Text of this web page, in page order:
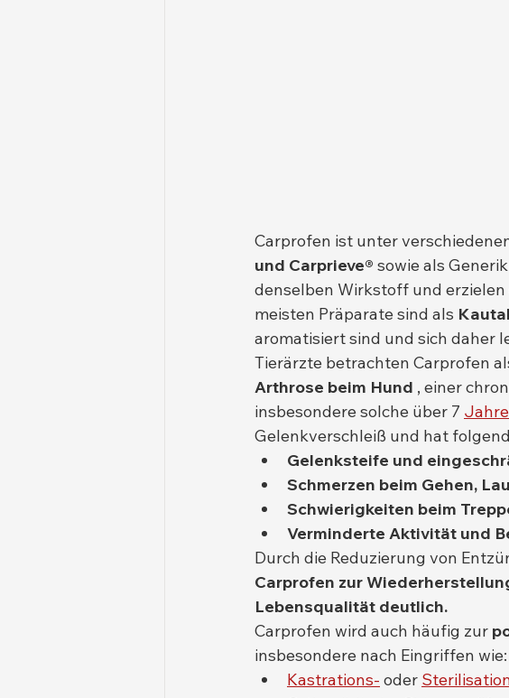
Carprofen ist unter
und Carprieve® sowie als
denselben Wirkstoff und
meisten Präparate sind als
aromatisiert sind und sich daher
Tierärzte betrachten Carprofen
Arthrose beim Hund , einer
insbesondere solche über 7 Jahre
Gelenkverschleiß und hat
Gelenksteife und
Schmerzen beim Gehen,
Schwierigkeiten beim
Verminderte Aktivität und
Durch die Reduzierung von
Carprofen zur
Lebensqualität deutlich.
Carprofen wird auch häufig zur
insbesondere nach Eingriffen wie:
Kastrations- oder